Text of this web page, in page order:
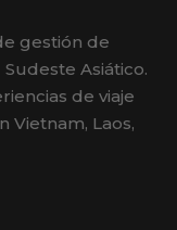
gestión de
Asiático.
de viaje
Vietnam, Laos,